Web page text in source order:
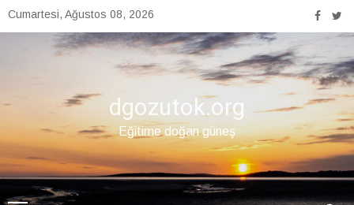
SkipCumartesi, Ağustos 08, 2026
dgozutok.org
Eğitime doğan güneş